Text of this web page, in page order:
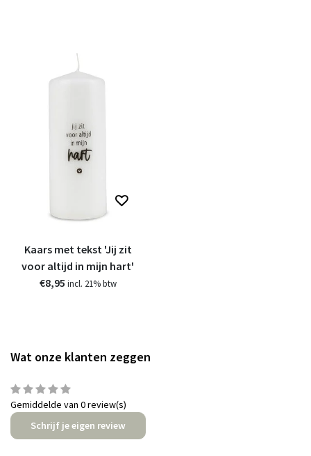
Kaars met tekst 'Jij zit
voor altijd in mijn hart'
€8,95 incl. 21% btw
Wat onze klanten zeggen
Gemiddelde van 0 review(s)
Schrijf je eigen review